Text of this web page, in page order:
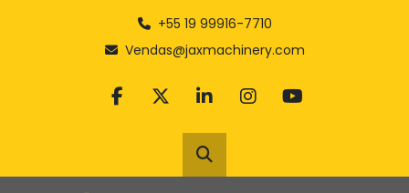
+55 19 99916-7710
Vendas@jaxmachinery.com
facebook
twitterlinkedininstagram
youtube
Pesquisar